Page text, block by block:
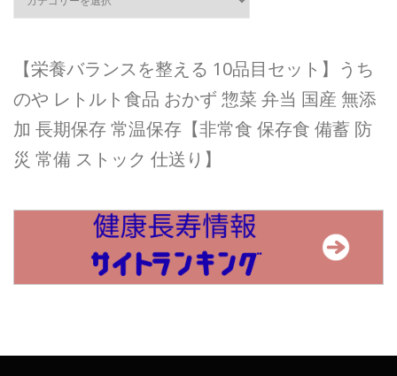
【栄養バランスを整える 10品目セット】うち
のや レトルト食品 おかず 惣菜 弁当 国産 無添
加 長期保存 常温保存【非常食 保存食 備蓄 防
災 常備 ストック 仕送り】